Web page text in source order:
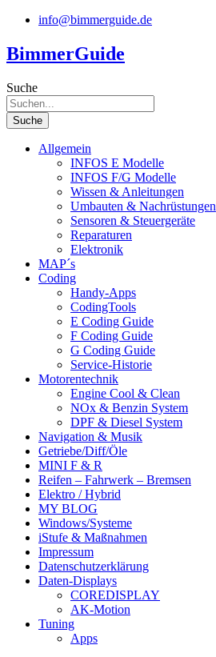
Zum
springen
info@bimmerguide.de
BimmerGuide
Suche
Suche
Allgemein
INFOS E Modelle
INFOS F/G Modelle
Wissen & Anleitungen
Umbauten & Nachrüstungen
Sensoren & Steuergeräte
Reparaturen
Elektronik
MAP´s
Coding
Handy-Apps
CodingTools
E Coding Guide
F Coding Guide
G Coding Guide
Service-Historie
Motorentechnik
Engine Cool & Clean
NOx & Benzin System
DPF & Diesel System
Navigation & Musik
Getriebe/Diff/Öle
MINI F & R
Reifen – Fahrwerk – Bremsen
Elektro / Hybrid
MY BLOG
Windows/Systeme
iStufe & Maßnahmen
Impressum
Datenschutzerklärung
Daten-Displays
COREDISPLAY
AK-Motion
Tuning
Apps